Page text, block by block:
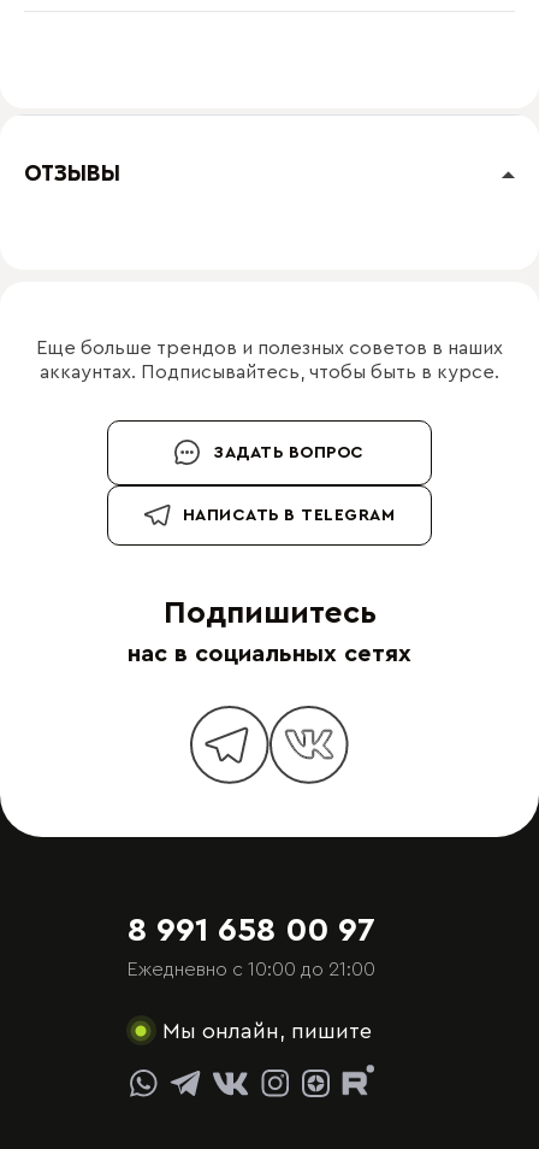
ОТЗЫВЫ
Еще больше трендов и полезных советов в наших
аккаунтах. Подписывайтесь, чтобы быть в курсе.
ЗАДАТЬ ВОПРОС
НАПИСАТЬ В TELEGRAM
Подпишитесь
нас в социальных сетях
8 991 658 00 97
Ежедневно с 10:00 до 21:00
Мы онлайн, пишите